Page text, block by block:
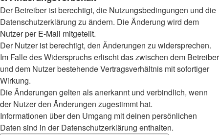
Der Betreiber ist berechtigt, die Nutzungsbedingungen und die
Datenschutzerklärung zu ändern. Die Änderung wird dem
Nutzer per E-Mail mitgeteilt.
Der Nutzer ist berechtigt, den Änderungen zu widersprechen.
Im Falle des Widerspruchs erlischt das zwischen dem Betreiber
und dem Nutzer bestehende Vertragsverhältnis mit sofortiger
Wirkung.
Die Änderungen gelten als anerkannt und verbindlich, wenn
der Nutzer den Änderungen zugestimmt hat.
Informationen über den Umgang mit deinen persönlichen
Daten sind in der Datenschutzerklärung enthalten.